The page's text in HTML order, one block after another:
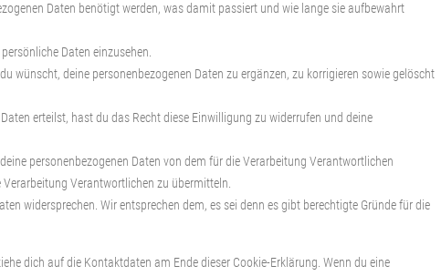
Daten benötigt werden, was damit passiert und wie lange sie aufbewahrt
Daten einzusehen.
wünscht, deine personenbezogenen Daten zu ergänzen, zu korrigieren sowie gelöscht
erteilst, hast du das Recht diese Einwilligung zu widerrufen und deine
personenbezogenen Daten von dem für die Verarbeitung Verantwortlichen
Verantwortlichen zu übermitteln.
widersprechen. Wir entsprechen dem, es sei denn es gibt berechtigte Gründe für die
dich auf die Kontaktdaten am Ende dieser Cookie-Erklärung. Wenn du eine